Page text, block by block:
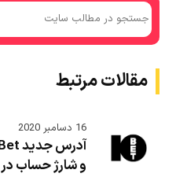
مقالات مرتبط
16 دسامبر 2020
و شارژ حساب در 10 بت